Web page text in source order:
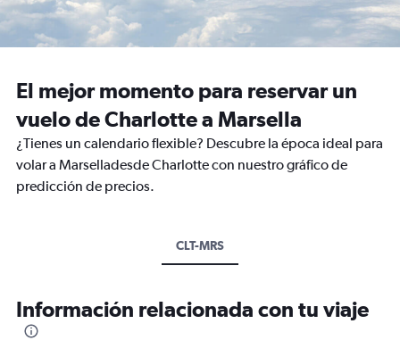
El mejor momento para reservar un
vuelo de Charlotte a Marsella
¿Tienes un calendario flexible? Descubre la época ideal para
volar a Marselladesde Charlotte con nuestro gráfico de
predicción de precios.
CLT-MRS
Información relacionada con tu viaje